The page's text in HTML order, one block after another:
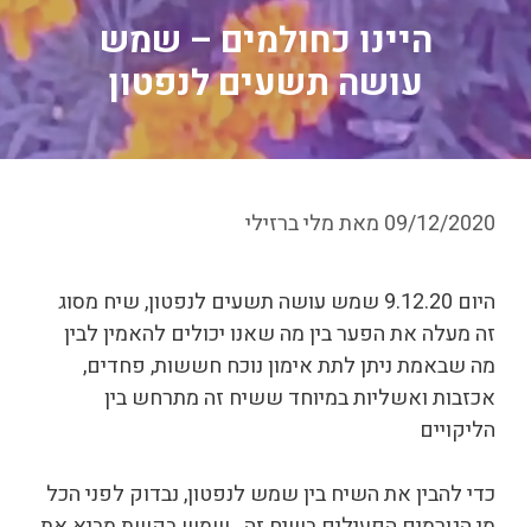
היינו כחולמים – שמש
עושה תשעים לנפטון
09/12/2020 מאתמלי ברזילי
היום 9.12.20 שמש עושה תשעים לנפטון, שיח מסוג
זה מעלה את הפער בין מה שאנו יכולים להאמין לבין
מה שבאמת ניתן לתת אימון נוכח חששות, פחדים,
אכזבות ואשליות במיוחד ששיח זה מתרחש בין
הליקויים
כדי להבין את השיח בין שמש לנפטון, נבדוק לפני הכל